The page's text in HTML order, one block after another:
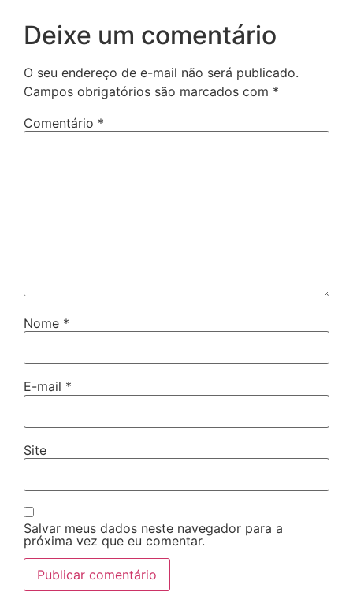
Deixe um comentário
O seu endereço de e-mail não será publicado.
Campos obrigatórios são marcados com *
Comentário *
Nome *
E-mail *
Site
Salvar meus dados neste navegador para a
próxima vez que eu comentar.